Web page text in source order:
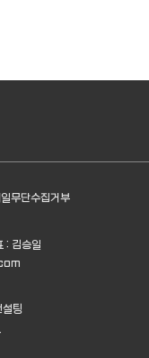
무단수집거부
: 김승일
설팅